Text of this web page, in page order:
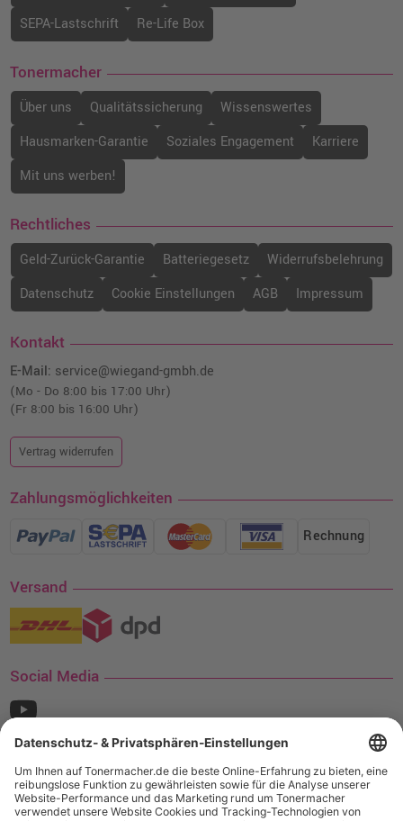
SEPA-Lastschrift
Re-Life Box
Tonermacher
Über uns Qualitätssicherung
Wissenswertes
Hausmarken-Garantie
Soziales Engagement
Karriere
Mit uns werben!
Rechtliches
Geld-Zurück-Garantie Batteriegesetz
Widerrufsbelehrung
Datenschutz
Cookie Einstellungen AGB Impressum
Kontakt
E-Mail: service@wiegand-gmbh.de
(Mo - Do 8:00 bis 17:00 Uhr)
(Fr 8:00 bis 16:00 Uhr)
Vertrag widerrufen
Zahlungsmöglichkeiten
Rechnung
Versand
Social Media
¹ Nur gültig für den Versand innerhalb Deutschlands. Befindet sich ein Warenwert
von mindestens 35€ (inkl. Mwst.) an Ampertec Artikeln in Ihrem Warenkorb, ist der
Versand für Sie kostenfrei.